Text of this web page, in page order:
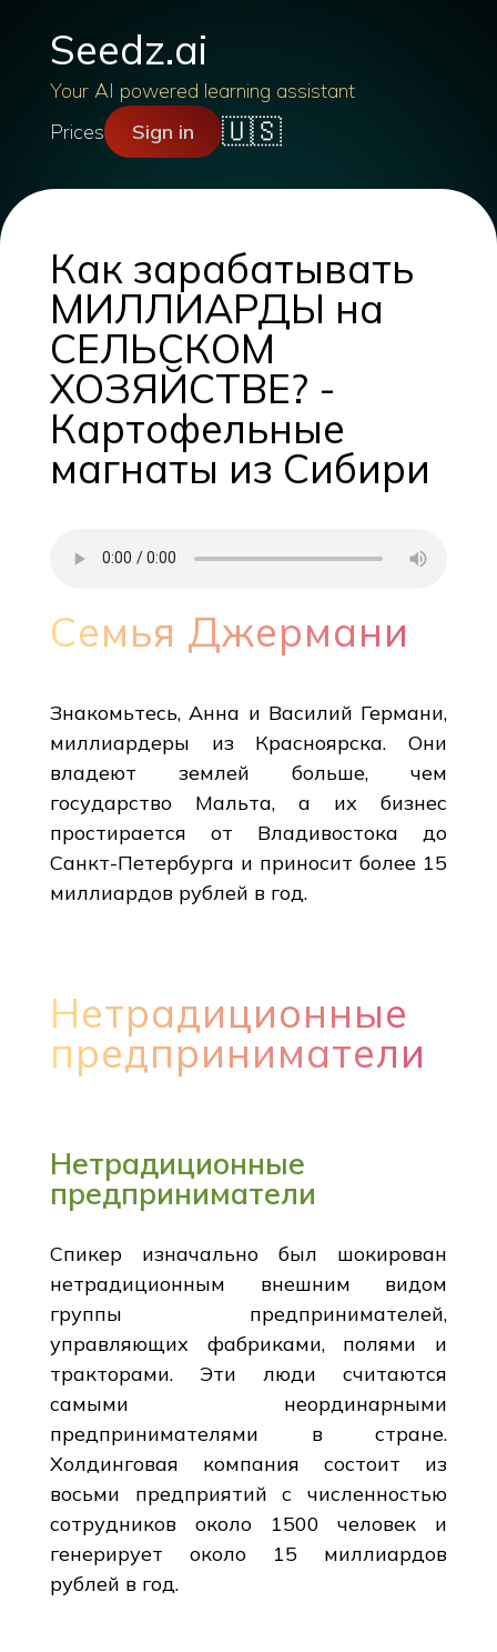
Seedz.ai
Your AI powered learning assistant
Prices
Sign in 🇺🇸
Как зарабатывать
МИЛЛИАРДЫ на
СЕЛЬСКОМ
ХОЗЯЙСТВЕ? -
Картофельные
магнаты из Сибири
Семья Джермани
Знакомьтесь, Анна и Василий Германи,
миллиардеры из Красноярска. Они
владеют землей больше, чем
государство Мальта, а их бизнес
простирается от Владивостока до
Санкт-Петербурга и приносит более 15
миллиардов рублей в год.
Нетрадиционные
предприниматели
Нетрадиционные
предприниматели
Спикер изначально был шокирован
нетрадиционным внешним видом
группы предпринимателей,
управляющих фабриками, полями и
тракторами. Эти люди считаются
самыми неординарными
предпринимателями в стране.
Холдинговая компания состоит из
восьми предприятий с численностью
сотрудников около 1500 человек и
генерирует около 15 миллиардов
рублей в год.